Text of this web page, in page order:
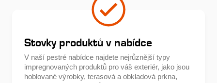
Stovky produktů v nabídce
V naší pestré nabídce najdete nejrůznější typy
impregnovaných produktů pro váš exteriér, jako jsou
hoblované výrobky, terasová a obkladová prkna,